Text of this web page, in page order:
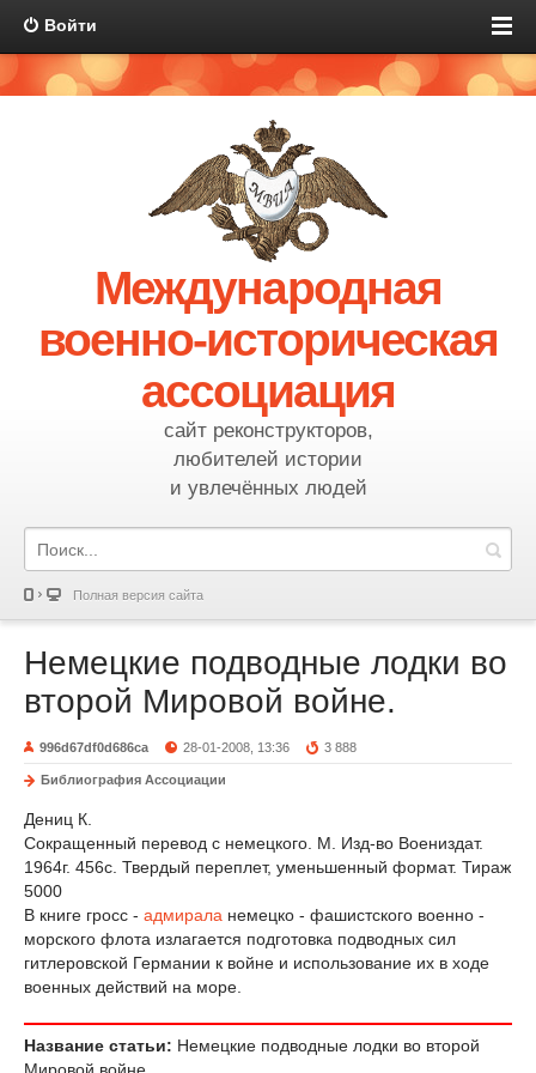
Войти
Международная
военно-историческая
ассоциация
сайт реконструкторов,
любителей истории
и увлечённых людей
Полная версия сайта
Немецкие подводные лодки во
второй Мировой войне.
996d67df0d686ca 28-01-2008, 13:36 3 888
Библиография Ассоциации
Дениц К.
Сокращенный перевод с немецкого. М. Изд-во Воениздат.
1964г. 456с. Твердый переплет, уменьшенный формат. Тираж
5000
В книге гросс - адмирала немецко - фашистского военно -
морского флота излагается подготовка подводных сил
гитлеровской Германии к войне и использование их в ходе
военных действий на море.
Название статьи: Немецкие подводные лодки во второй